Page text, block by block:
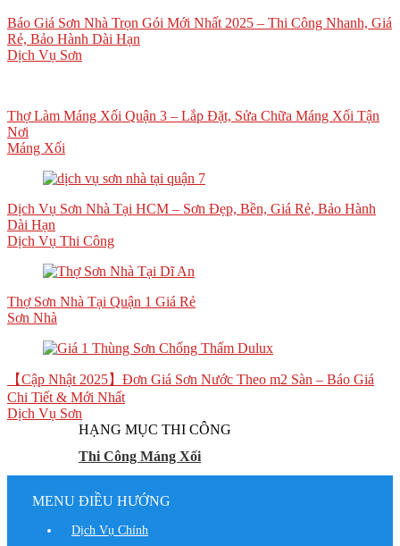
Báo Giá Sơn Nhà Trọn Gói Mới Nhất 2025 – Thi Công Nhanh, Giá
Rẻ, Bảo Hành Dài Hạn
Dịch Vụ Sơn
Thợ Làm Máng Xối Quận 3 – Lắp Đặt, Sửa Chữa Máng Xối Tận
Nơi
Máng Xối
Dịch Vụ Sơn Nhà Tại HCM – Sơn Đẹp, Bền, Giá Rẻ, Bảo Hành
Dài Hạn
Dịch Vụ Thi Công
Thợ Sơn Nhà Tại Quận 1 Giá Rẻ
Sơn Nhà
【Cập Nhật 2025】Đơn Giá Sơn Nước Theo m2 Sàn – Báo Giá
Chi Tiết & Mới Nhất
Dịch Vụ Sơn
HẠNG MỤC THI CÔNG
Thi Công Máng Xối
MENU ĐIỀU HƯỚNG
Dịch Vụ Chính